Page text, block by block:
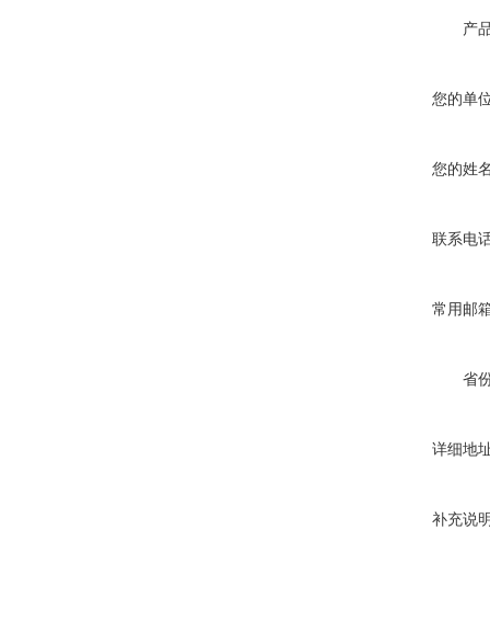
产
您的单
您的姓
联系电
常用邮
省
详细地
补充说